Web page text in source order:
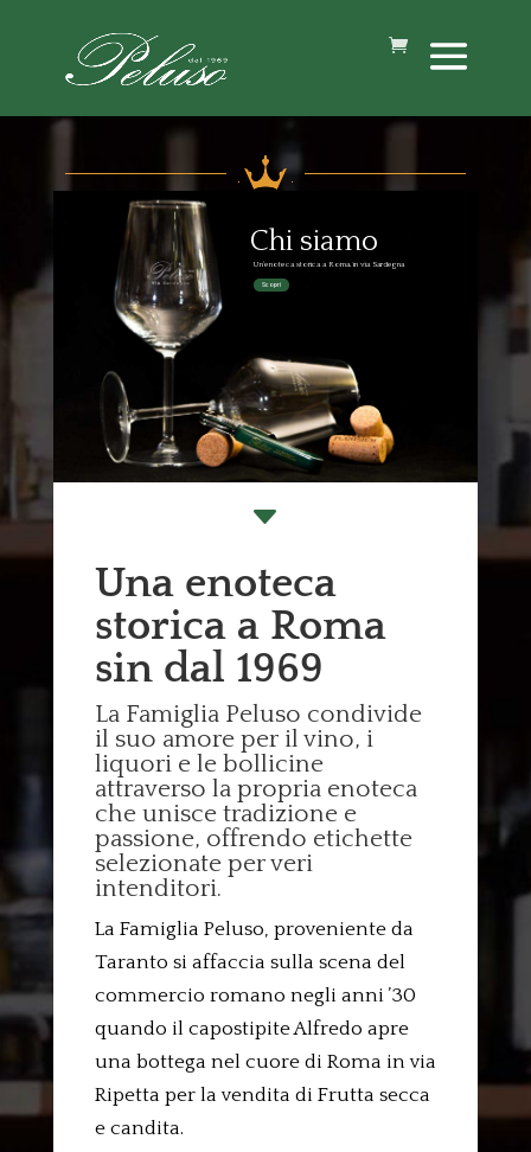
Chi siamo
Un'enoteca storica a Roma, in via Sardegna
Scopri
C
Una enoteca
storica a Roma
sin dal 1969
La Famiglia Peluso condivide
il suo amore per il vino, i
liquori e le bollicine
attraverso la propria enoteca
che unisce tradizione e
passione, offrendo etichette
selezionate per veri
intenditori.
La Famiglia Peluso, proveniente da
Taranto si affaccia sulla scena del
commercio romano negli anni ’30
quando il capostipite Alfredo apre
una bottega nel cuore di Roma in via
Ripetta per la vendita di Frutta secca
e candita.